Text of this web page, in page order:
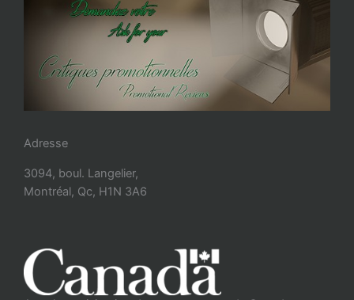
Adresse
3094, boul. Langelier,
Montréal, Qc, H1N 3A6